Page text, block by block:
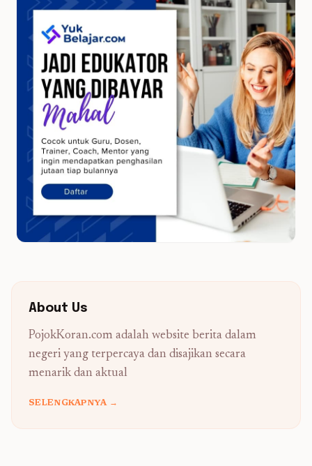
About Us
PojokKoran.com adalah website berita dalam
negeri yang terpercaya dan disajikan secara
menarik dan aktual
SELENGKAPNYA →